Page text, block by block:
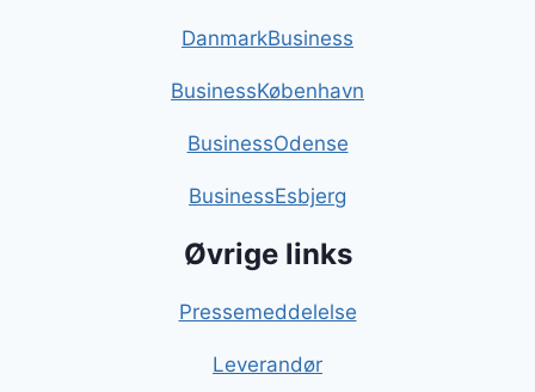
DanmarkBusiness
BusinessKøbenhavn
BusinessOdense
BusinessEsbjerg
Øvrige links
Pressemeddelelse
Leverandør